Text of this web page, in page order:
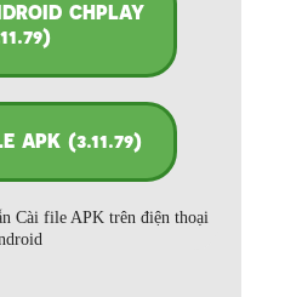
CHPLAY
APK (3.11.79)
Cài file APK trên điện thoại